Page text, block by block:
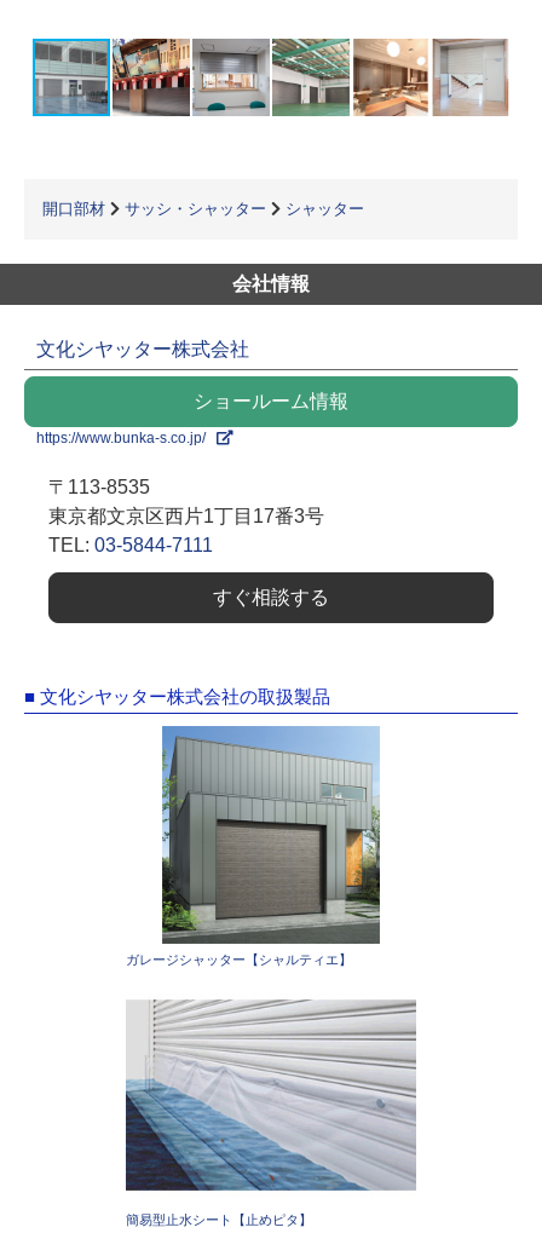
開口部材 サッシ・シャッター シャッター
会社情報
文化シヤッター株式会社
ショールーム情報
https://www.bunka-s.co.jp/
〒113-8535
東京都文京区西片1丁目17番3号
TEL: 03-5844-7111
すぐ相談する
■ 文化シヤッター株式会社の取扱製品
ガレージシャッター【シャルティエ】
簡易型止水シート【止めピタ】